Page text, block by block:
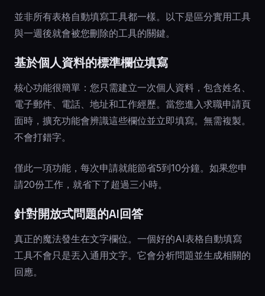
並非所有表格自動填寫工具都一樣。以下是區分實用工具
與一週後就會被您刪除的工具的關鍵。
基於個人資料的標準欄位填寫
核心功能很簡單：您只需建立一次個人資料，包含姓名、
電子郵件、電話、地址和工作經歷。當您進入求職申請頁
面時，擴充功能會辨識這些欄位並立即填寫。無需複製。
不會打錯字。
僅此一項功能，每次申請就能節省5到10分鐘。如果您申
請20份工作，就省下了超過三小時。
針對開放式問題的AI回答
真正的魔法發生在文字欄位。一個好的AI表格自動填寫
工具不會只是丟入通用文字。它會分析問題並生成相關的
回應。